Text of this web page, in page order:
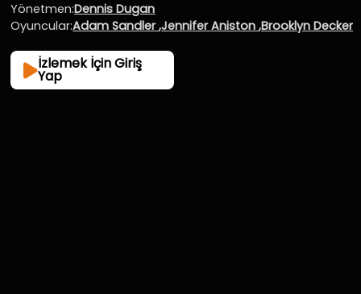
Bu nedenle Palmer’a yakında boşanacağını söyler. Palmer
ise Danny’nin karısı ile tanışma konusunda ısrar edince ne
yapacağını bilemeyen Danny, asistanı Katherine’yi karısı gibi
davranması konusunda ikna eder.
Yönetmen:Dennis Dugan
Oyuncular:Adam Sandler ,Jennifer Aniston ,Brooklyn Decker
İzlemek İçin Giriş
Yap